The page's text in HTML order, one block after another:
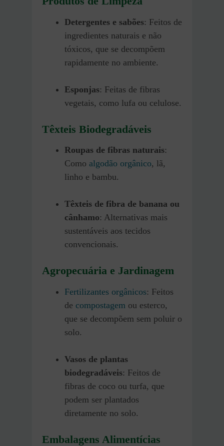
Detergentes e sabões: Feitos de
ingredientes naturais e não
tóxicos, que se decompõem
rapidamente no ambiente.
Esponjas: Feitas de fibras
vegetais, como lufa ou celulose.
Têxteis Biodegradáveis
Roupas de fibras naturais:
Como algodão orgânico, lã,
linho e bambu.
Têxteis de fibra de banana ou
cânhamo: Alternativas mais
sustentáveis aos tecidos
convencionais.
Agropecuária e Jardinagem
Fertilizantes orgânicos: Feitos
de compostagem ou esterco,
que se decompõem sem poluir o
solo.
Vasos de plantas
biodegradáveis: Feitos de
fibras de coco ou turfa, que
podem ser plantados
diretamente no solo.
Embalagens Alimentícias